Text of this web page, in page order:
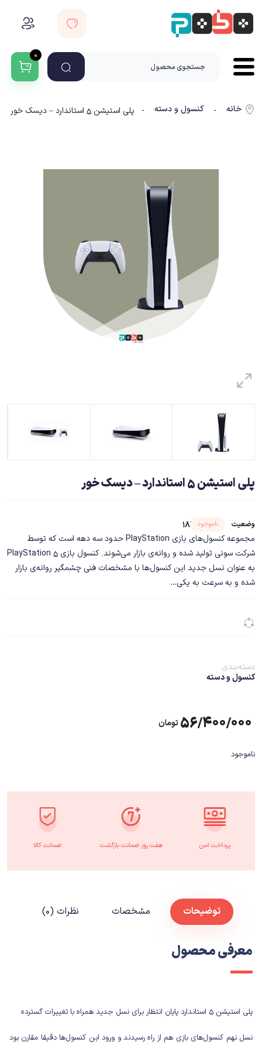
۰
خانه - کنسول و دسته - پلی استیشن ۵ استاندارد – دیسک خور
پلی استیشن ۵ استاندارد – دیسک خور
وضعیت ناموجود
شناسه محصول ۱۸۲۱۴
مجموعه کنسول‌های بازی PlayStation حدود سه دهه است که توسط
شرکت سونی تولید شده و روانه‌ی بازار می‌شوند. کنسول بازی PlayStation 5
به عنوان نسل جدید این کنسول‌ها با مشخصات فنی چشمگیر روانه‌ی بازار
شده و به سرعت به یکی…
دسته‌بندی
کنسول و دسته
۵۶/۴۰۰/۰۰۰ تومان
ناموجود
پرداخت امن هفت روز ضمانت بازگشت ضمانت کالا
توضیحات مشخصات نظرات (۰)
معرفی محصول
پلی استیشن ۵ استاندارد پایان انتظار برای نسل جدید همراه با تغییرات گسترده
نسل نهم کنسول‌های بازی هم از راه رسیدند و ورود این کنسول‌ها دقیقا مقارن بود